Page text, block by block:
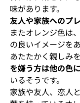
味があります。
友人や家族へのプ
またオレンジ色は
の良いイメージを
あたたかく親しみ
を嫌う方は他の色
いるそうです。
家族や友人、恋人